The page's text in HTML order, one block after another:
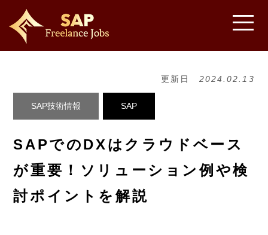
SAP技術情報 SAP
更新日 2024.02.13
SAPでのDXはクラウドベース
が重要！ソリューション例や検
討ポイントを解説